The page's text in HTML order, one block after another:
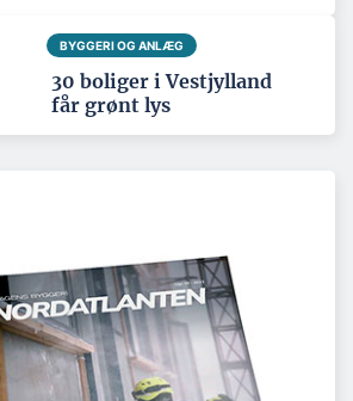
BYGGERI OG ANLÆG
30 boliger i Vestjylland
får grønt lys